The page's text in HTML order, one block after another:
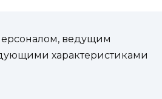
веду­щим
ха­рактеристиками